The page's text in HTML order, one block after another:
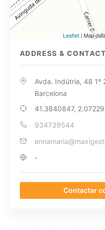
Leaflet | Map
ADDRESS & CONTACT
Avda. Indútria, 48 1º
Barcelona
41.3840847,
934739544
-
Contactar